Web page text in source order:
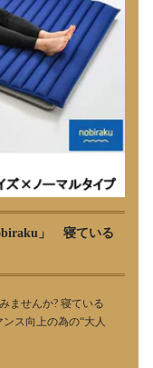
」 寝ている
ませんか? 寝ている
ス向上の為の“大人